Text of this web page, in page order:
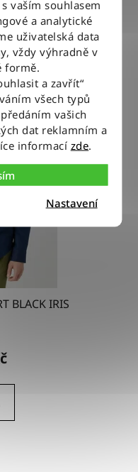
vaším souhlasem
a analytické
uživatelská data
vždy výhradně v
formě.
a zavřít“
všech typů
vašich
dat reklamním a
informací zde.
Nastavení
BLACK IRIS